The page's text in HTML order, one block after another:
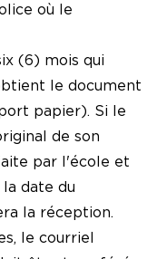
où le
(6) mois qui
le document
papier). Si le
de son
par l'école et
date du
la réception.
le courriel